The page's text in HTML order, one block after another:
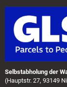
Selbstabholung der
(Hauptstr. 27, 93149